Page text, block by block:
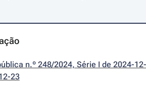
n.º 248/2024, Série I de 2024-
23